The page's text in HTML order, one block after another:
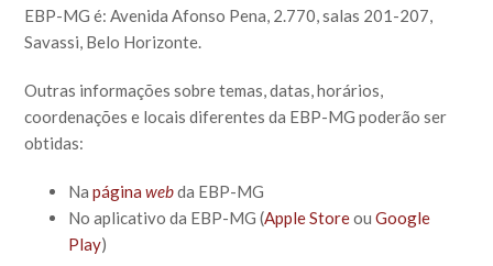
EBP-MG é: Avenida Afonso Pena, 2.770, salas 201-207,
Savassi, Belo Horizonte.
Outras informações sobre temas, datas, horários,
coordenações e locais diferentes da EBP-MG poderão ser
obtidas:
Napáginawebda EBP-MG
No aplicativo da EBP-MG (Apple StoreouGoogle
Play)